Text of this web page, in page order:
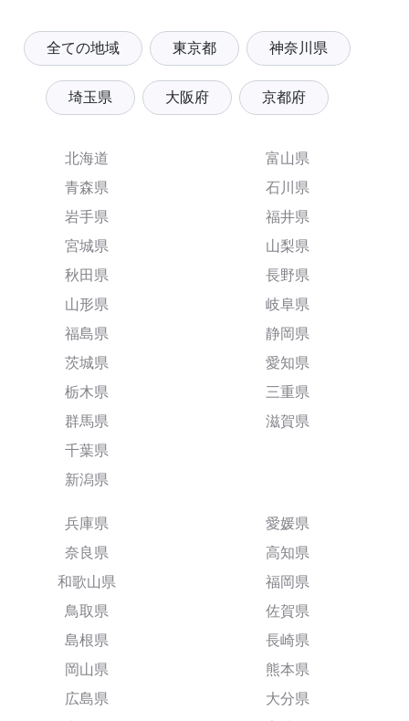
全ての地域 東京都 神奈川県
埼玉県 大阪府 京都府
北海道
青森県
岩手県
宮城県
秋田県
山形県
福島県
茨城県
栃木県
群馬県
千葉県
新潟県
富山県
石川県
福井県
山梨県
長野県
岐阜県
静岡県
愛知県
三重県
滋賀県
兵庫県
奈良県
和歌山県
鳥取県
島根県
岡山県
広島県
愛媛県
高知県
福岡県
佐賀県
長崎県
熊本県
大分県